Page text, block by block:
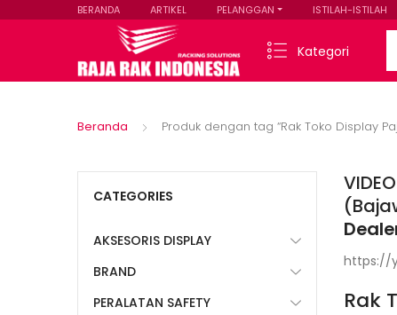
BERANDA ARTIKEL PELANGGAN ISTILAH-ISTILAH
Kategori
Beranda Produk dengan tag “Rak Toko Display
https://
Rak
CATEGORIES
AKSESORIS DISPLAY
BRAND
PERALATAN SAFETY